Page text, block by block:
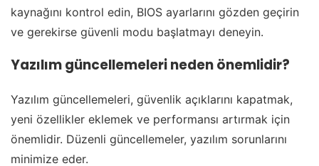
kaynağını kontrol edin, BIOS ayarlarını gözden geçirin
ve gerekirse güvenli modu başlatmayı deneyin.
Yazılım güncellemeleri neden önemlidir?
Yazılım güncellemeleri, güvenlik açıklarını kapatmak,
yeni özellikler eklemek ve performansı artırmak için
önemlidir. Düzenli güncellemeler, yazılım sorunlarını
minimize eder.